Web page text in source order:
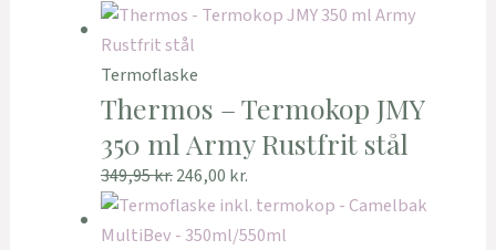
Termoflaske
Thermos – Termokop JMY
350 ml Army Rustfrit stål
349,95kr.246,00 kr.